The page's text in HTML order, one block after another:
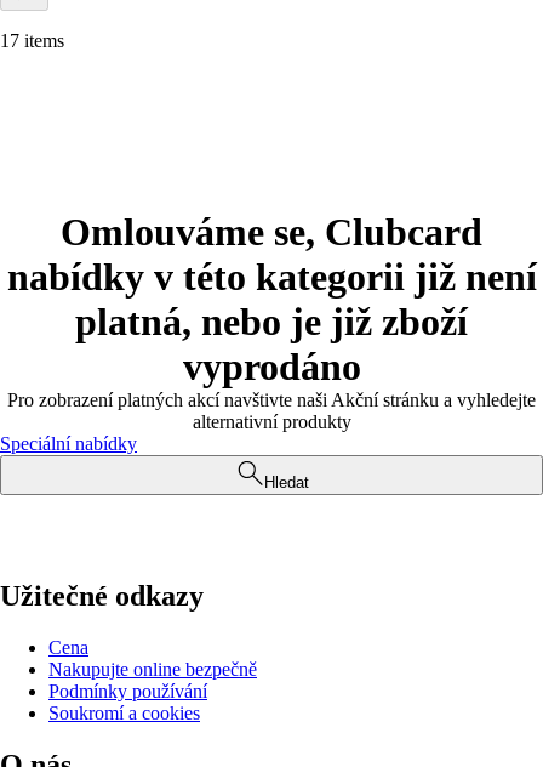
17 items
Omlouváme se, Clubcard
nabídky v této kategorii již není
platná, nebo je již zboží
vyprodáno
Pro zobrazení platných akcí navštivte naši Akční stránku a vyhledejte
alternativní produkty
Speciální nabídky
Hledat
Užitečné odkazy
Cena
Nakupujte online bezpečně
Podmínky používání
Soukromí a cookies